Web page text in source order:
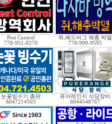
Pest Control
778-951-0270
쥐,베드버그 해충 박멸
778-999-9595
눈꽃빙수기 총판
6047214503
퓨어레인지 식당장비
6044548767